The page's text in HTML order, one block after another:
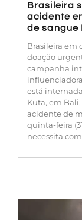
Brasileira
acidente
de sangue
Brasileira em
doação
campanha
está
Kuta, em
acidente de
quinta-feira
necessita